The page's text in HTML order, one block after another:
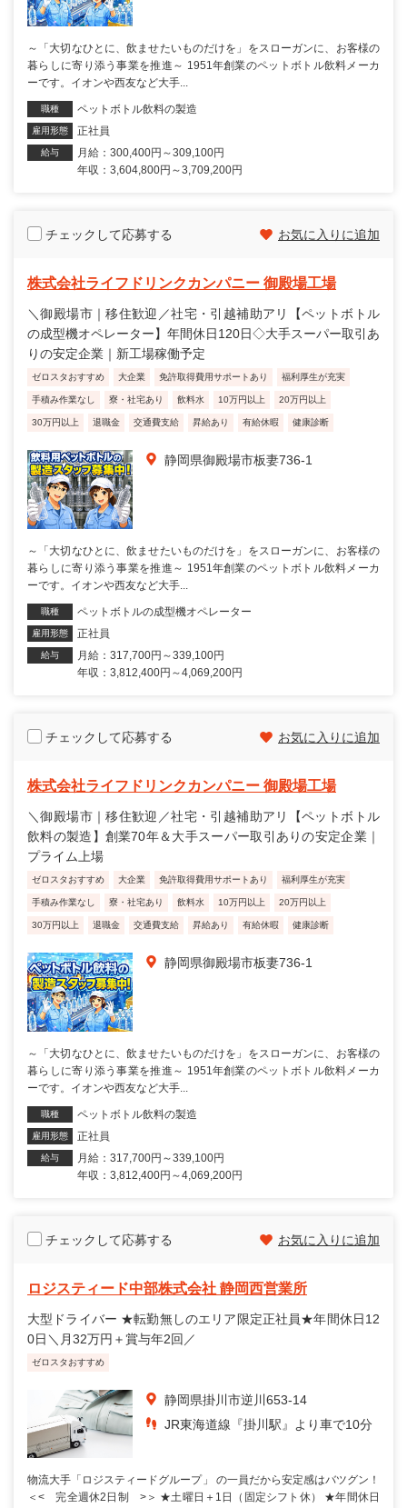
～「大切なひとに、飲ませたいものだけを」をスローガンに、お客様の
暮らしに寄り添う事業を推進～ 1951年創業のペットボトル飲料メーカ
ーです。イオンや西友など大手...
職種 ペットボトル飲料の製造
雇用形態 正社員
給与
月給：300,400円～309,100円
年収：3,604,800円～3,709,200円
チェックして応募する お気に入りに追加
株式会社ライフドリンクカンパニー 御殿場工場
＼御殿場市｜移住歓迎／社宅・引越補助アリ【ペットボトル
の成型機オペレーター】年間休日120日◇大手スーパー取引あ
りの安定企業｜新工場稼働予定
ゼロスタおすすめ 大企業 免許取得費用サポートあり 福利厚生が充実
手積み作業なし 寮・社宅あり 飲料水 10万円以上 20万円以上
30万円以上 退職金 交通費支給 昇給あり 有給休暇 健康診断
静岡県御殿場市板妻736-1
～「大切なひとに、飲ませたいものだけを」をスローガンに、お客様の
暮らしに寄り添う事業を推進～ 1951年創業のペットボトル飲料メーカ
ーです。イオンや西友など大手...
職種 ペットボトルの成型機オペレーター
雇用形態 正社員
給与
月給：317,700円～339,100円
年収：3,812,400円～4,069,200円
チェックして応募する お気に入りに追加
株式会社ライフドリンクカンパニー 御殿場工場
＼御殿場市｜移住歓迎／社宅・引越補助アリ【ペットボトル
飲料の製造】創業70年＆大手スーパー取引ありの安定企業｜
プライム上場
ゼロスタおすすめ 大企業 免許取得費用サポートあり 福利厚生が充実
手積み作業なし 寮・社宅あり 飲料水 10万円以上 20万円以上
30万円以上 退職金 交通費支給 昇給あり 有給休暇 健康診断
静岡県御殿場市板妻736-1
～「大切なひとに、飲ませたいものだけを」をスローガンに、お客様の
暮らしに寄り添う事業を推進～ 1951年創業のペットボトル飲料メーカ
ーです。イオンや西友など大手...
職種 ペットボトル飲料の製造
雇用形態 正社員
給与
月給：317,700円～339,100円
年収：3,812,400円～4,069,200円
チェックして応募する お気に入りに追加
ロジスティード中部株式会社 静岡西営業所
大型ドライバー ★転勤無しのエリア限定正社員★年間休日12
0日＼月32万円＋賞与年2回／
ゼロスタおすすめ
静岡県掛川市逆川653-14
JR東海道線『掛川駅』より車で10分
物流大手「ロジスティードグループ」 の一員だから安定感はバツグン！
＜< 完全週休2日制 >＞ ★土曜日＋1日（固定シフト休） ★年間休日